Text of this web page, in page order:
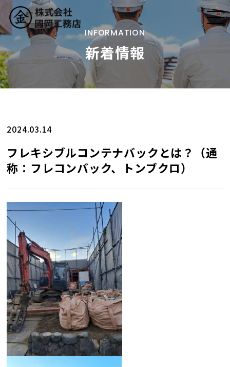
トップ
國岡工務店の仕事
取り組み
施工事例
採用情報
新着情報
0742-24-3672
【受付時間】09:00～17:00 土日祝除く
INFORMATION
新着情報
2024.03.14
フレキシブルコンテナバックとは？（通
称：フレコンバック、トンブクロ）